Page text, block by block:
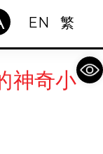
EN 繁
神奇小